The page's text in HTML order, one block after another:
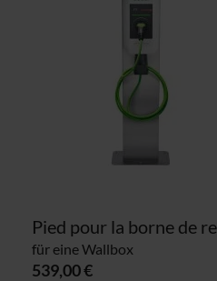
für eine Wallbox
539,00 €